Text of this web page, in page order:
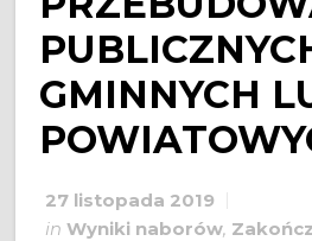
GMINNYCH
27 listopada 2019
inWyniki naborów,